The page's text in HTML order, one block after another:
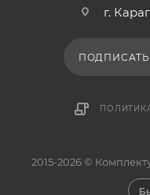
г.
2015-2026 ©